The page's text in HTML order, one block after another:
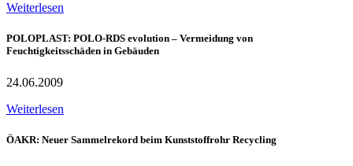
Weiterlesen
POLOPLAST: POLO-RDS evolution – Vermeidung von
Feuchtigkeitsschäden in Gebäuden
24.06.2009
Weiterlesen
ÖAKR: Neuer Sammelrekord beim Kunststoffrohr Recycling